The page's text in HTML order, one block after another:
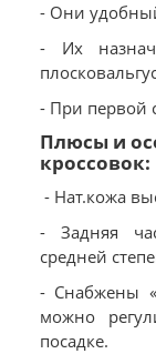
- Они
- Их
- При первой
Плюсы и
кроссовок:
- Нат.кожа
- Задняя
средней
- Снабжены
можно
посадке.